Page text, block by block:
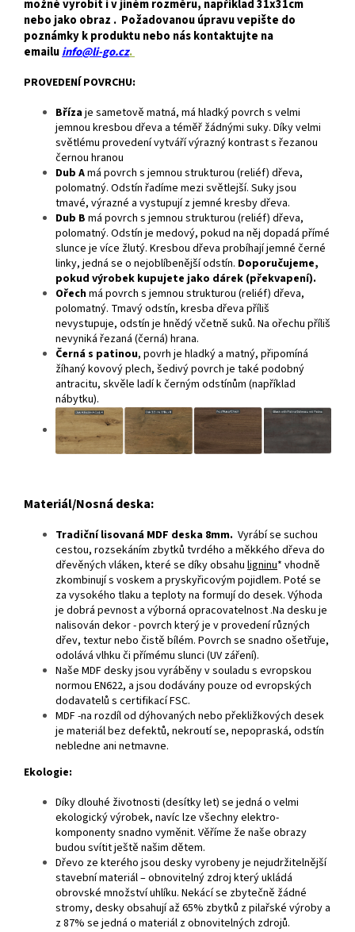
možné vyrobit i v jiném rozměru, například 31x31cm
nebo jako obraz . Požadovanou úpravu vepište do
poznámky k produktu nebo nás kontaktujte na
emailuinfo@li-go.cz.
PROVEDENÍ POVRCHU:
Břízaje sametově matná, má hladký povrch s velmi
jemnou kresbou dřeva a téměř žádnými suky. Díky velmi
světlému provedení vytváří výrazný kontrast s řezanou
černou hranou
Dub Amá povrch s jemnou strukturou (reliéf) dřeva,
polomatný. Odstín řadíme mezi světlejší. Suky jsou
tmavé, výrazné a vystupují z jemné kresby dřeva.
Dub B má povrch s jemnou strukturou (reliéf) dřeva,
polomatný. Odstín je medový, pokud na něj dopadá přímé
slunce je více žlutý. Kresbou dřeva probíhají jemné černé
linky, jedná se o nejoblíbenější odstín. Doporučujeme,
pokud výrobek kupujete jako dárek (překvapení).
Ořechmá povrch s jemnou strukturou (reliéf) dřeva,
polomatný. Tmavý odstín, kresba dřeva příliš
nevystupuje, odstín je hnědý včetně suků. Na ořechu příliš
nevyniká řezaná (černá) hrana.
Černá s patinou, povrh je hladký a matný, připomíná
žíhaný kovový plech, šedivý povrch je také podobný
antracitu, skvěle ladí k černým odstínům (například
nábytku).
Materiál/Nosná deska:
Tradiční lisovaná MDF deska 8mm. Vyrábí se suchou
cestou, rozsekáním zbytků tvrdého a měkkého dřeva do
dřevěných vláken, které se díky obsahu ligninu* vhodně
zkombinují s voskem a pryskyřicovým pojidlem. Poté se
za vysokého tlaku a teploty na formují do desek. Výhoda
je dobrá pevnost a výborná opracovatelnost .Na desku je
nalisován dekor - povrch který je v provedení různých
dřev, textur nebo čistě bílém. Povrch se snadno ošetřuje,
odolává vlhku či přímému slunci (UV záření).
Naše MDF desky jsou vyráběny v souladu s evropskou
normou EN622, a jsou dodávány pouze od evropských
dodavatelů s certifikací FSC.
MDF -na rozdíl od dýhovaných nebo překližkových desek
je materiál bez defektů, nekroutí se, nepopraská, odstín
nebledne ani netmavne.
Ekologie:
Díky dlouhé životnosti (desítky let) se jedná o velmi
ekologický výrobek, navíc lze všechny elektro-
komponenty snadno vyměnit. Věříme že naše obrazy
budou svítit ještě našim dětem.
Dřevo ze kterého jsou desky vyrobeny je nejudržitelnější
stavební materiál – obnovitelný zdroj který ukládá
obrovské množství uhlíku. Nekácí se zbytečně žádné
stromy, desky obsahují až 65% zbytků z pilařské výroby a
z 87% se jedná o materiál z obnovitelných zdrojů.